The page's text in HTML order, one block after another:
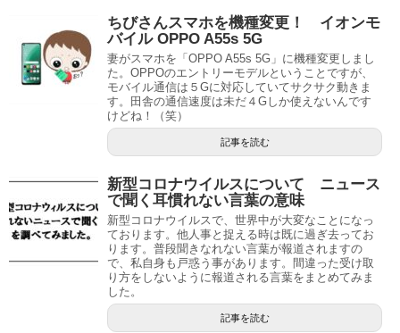
ちびさんスマホを機種変更！ イオンモ
バイル OPPO A55s 5G
妻がスマホを「OPPO A55s 5G」に機種変更しまし
た。OPPOのエントリーモデルということですが、
モバイル通信は５Gに対応していてサクサク動きま
す。田舎の通信速度は未だ４Gしか使えないんです
けどね！（笑）
記事を読む
新型コロナウイルスについて ニュース
で聞く耳慣れない言葉の意味
新型コロナウイルスで、世界中が大変なことになっ
ております。他人事と捉える時は既に過ぎ去ってお
ります。普段聞きなれない言葉が報道されますの
で、私自身も戸惑う事があります。間違った受け取
り方をしないように報道される言葉をまとめてみま
した。
記事を読む